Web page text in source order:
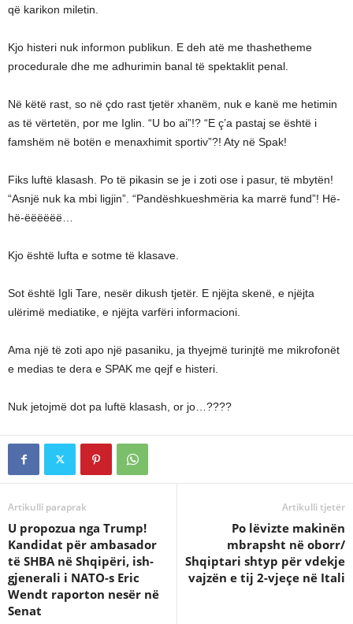
që karikon miletin.
Kjo histeri nuk informon publikun. E deh atë me thashetheme
procedurale dhe me adhurimin banal të spektaklit penal.
Në këtë rast, so në çdo rast tjetër xhanëm, nuk e kanë me hetimin
as të vërtetën, por me Iglin. “U bo ai”!? “E ç’a pastaj se është i
famshëm në botën e menaxhimit sportiv”?! Aty në Spak!
Fiks luftë klasash. Po të pikasin se je i zoti ose i pasur, të mbytën!
“Asnjë nuk ka mbi ligjin”. “Pandëshkueshmëria ka marrë fund”! Hë-
hë-ëëëëëë…
Kjo është lufta e sotme të klasave.
Sot është Igli Tare, nesër dikush tjetër. E njëjta skenë, e njëjta
ulërimë mediatike, e njëjta varfëri informacioni.
Ama një të zoti apo një pasaniku, ja thyejmë turinjtë me mikrofonët
e medias te dera e SPAK me qejf e histeri.
Nuk jetojmë dot pa luftë klasash, or jo…????
Artikulli paraprak
U propozua nga Trump!
Kandidat për ambasador
të SHBA në Shqipëri, ish-
gjenerali i NATO-s Eric
Wendt raporton nesër në
Senat
Artikulli tjetër
Po lëvizte makinën
mbrapsht në oborr/
Shqiptari shtyp për vdekje
vajzën e tij 2-vjeçe në Itali